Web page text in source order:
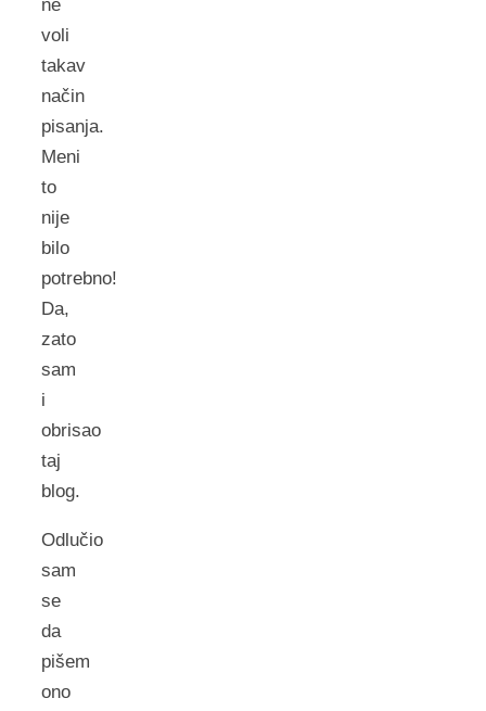
ne
voli
takav
način
pisanja.
Meni
to
nije
bilo
potrebno!
Da,
zato
sam
i
obrisao
taj
blog.
Odlučio
sam
se
da
pišem
ono